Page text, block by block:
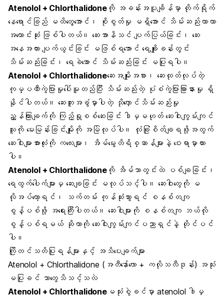
Atenolol + Chlorthalidone ကို အခန်းအပူချိန်မှာ တိုက်ရိုက်
နေရောင်ခြည် မထိတွေ့အောင်၊ စိုစွတ်မှု မရှိအောင် သိမ်းဆည်းတာဟာ
အကောင်းဆုံး ဖြစ်ပါတယ်။ ဆေးအာနိသင် ပျက်ပြယ်ခြင်း၊ ဆေး
အနေအထား ပျက်ယွင်းခြင်း မဖြစ်ရအောင် ရေချိုးခန်းတွင်း
သိမ်းဆည်းခြင်း၊ ရေခဲအောင် သိမ်းဆည်းခြင်း မပြုရပါ။
Atenolol + Chlorthalidoneဆေးအမျိုးအစား၊ ဆေးထုတ်လုပ်တဲ့
ကုမ္ပဏီကွဲပြားမှုပေါ်မူတည်ပြီး သိမ်းဆည်းတဲ့ ပုံစံကွဲပြားခြားနားမှု ရှိ
နိုင်ပါတယ်။ ဆေးဘူးအခွံမှာပါတဲ့ သိုလှောင်သိမ်းဆည်းမှု
ညွှန်ကြားချက်ကို ကြည့်ရှုစစ်ဆေးခြင်း ဒါမှမဟုတ် ဆေးဝါးကျွမ်းကျင်
သူကို မေးမြန်းခြင်းမျိုးကို အမြဲလုပ်ပါ။ လုံခြုံစိတ်ချရဖို့အတွက်
ဆေးဝါးများအားလုံးကို ကလေးများ၊ အိမ်မွေးတိရိစ္ဆာန်များနဲ့ ဝေးရာမှာထား
ပါ။
Atenolol + Chlorthalidone ကို အိမ်သာတွင်းထဲ ပစ်ချခြင်း၊
ရေထွက်ပေါက်များမှ ဆေးချခြင်း မလုပ်သင့်ပါ။ ဆေးဝါးတွေကို မ
လိုအပ်တော့ရင်၊ သက်တမ်း ကုန်ဆုံးသွားရင် စနစ်တကျ
စွန့်ပစ်ဖို့ အရေးကြီးပါတယ်။ ဆေးဝါးများကို စနစ်တကျ ဘယ်လို
စွန့်ပစ်ရမယ် ဆိုတာကို ဆေးဝါးကျွမ်းကျင်ပညာရှင်နဲ့ တိုင်ပင်
ပါ။
ကြိုတင်သတိပြုရန်များနှင့် အသိပေးချက်များ
Atenolol + Chlorthalidone (အတီနော်ေ်လော + ကလိုသလီဒုန်း) အသုံး
မပြုခင် ဘာတွေသိသင့်သလဲ
Atenolol + Chlorthalidone မသုံးစွဲခင်မှာ atenolol ဒါမှ